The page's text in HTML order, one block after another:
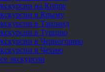
на Кипре
в Крыму
в Таиланд
в Турцию
в Черногорию
в Чехию
экскурсии